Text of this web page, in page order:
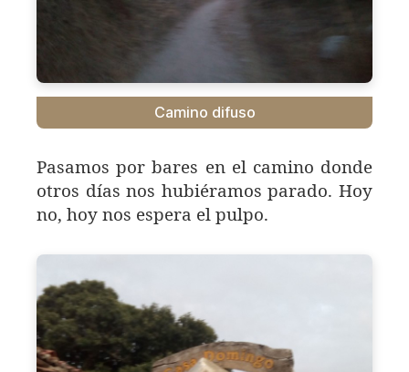
Camino difuso
Pasamos por bares en el camino donde
otros días nos hubiéramos parado. Hoy
no, hoy nos espera el pulpo.